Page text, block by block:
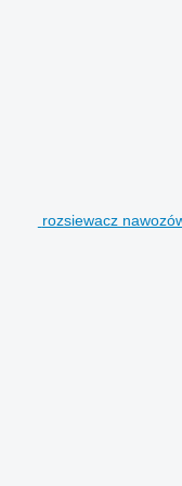
rozsiewacz